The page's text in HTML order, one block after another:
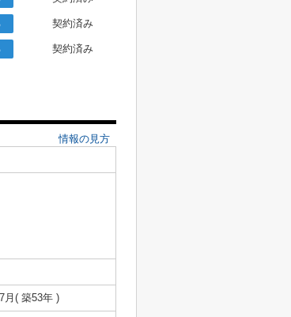
契約済み
契約済み
情報の見方
月( 築53年 )